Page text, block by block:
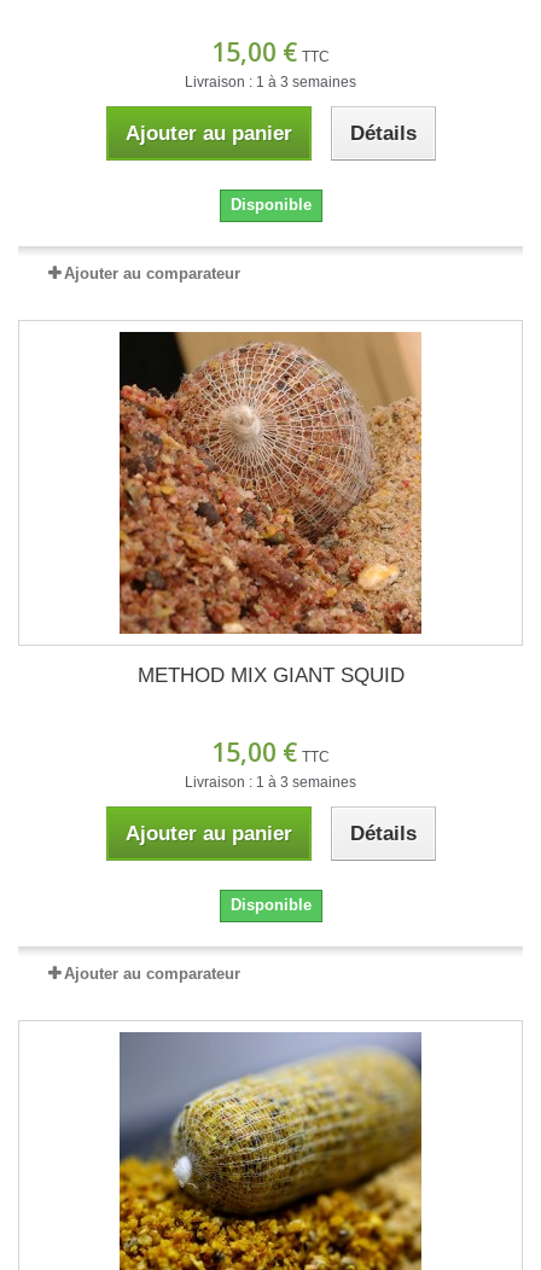
15,00 € TTC
Livraison : 1 à 3 semaines
Ajouter au panier Détails
Disponible
Ajouter au comparateur
METHOD MIX GIANT SQUID
15,00 € TTC
Livraison : 1 à 3 semaines
Ajouter au panier Détails
Disponible
Ajouter au comparateur